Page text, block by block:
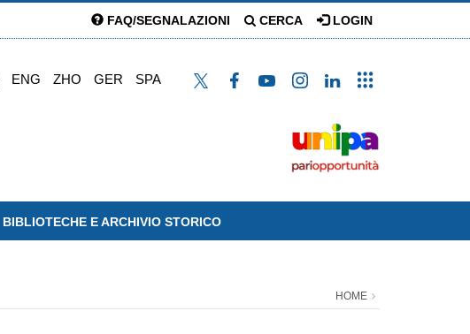
FAQ/SEGNALAZIONI CERCA LOGIN
ENG ZHO GER SPA
BIBLIOTECHE E ARCHIVIO STORICO
HOME